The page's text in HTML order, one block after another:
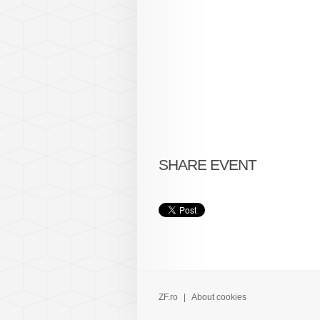
SHARE EVENT
ZF.ro | About cookies